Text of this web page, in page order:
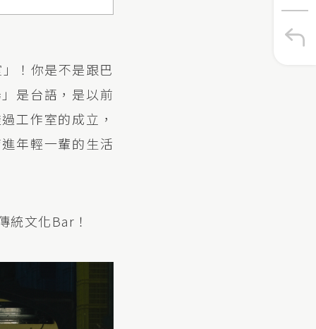
！你是不是跟巴
是台語，是以前
工作室的成立，
年輕一輩的生活
統文化Bar！